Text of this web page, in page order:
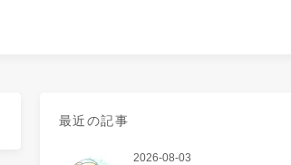
最近の記事
2026-08-03